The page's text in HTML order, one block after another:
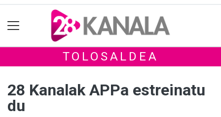
TOLOSALDEA
28 Kanalak APPa estreinatu
du